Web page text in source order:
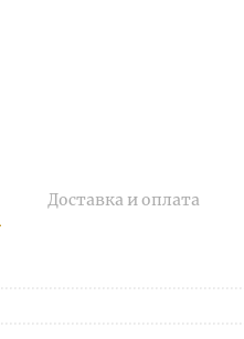
Доставка и оплата